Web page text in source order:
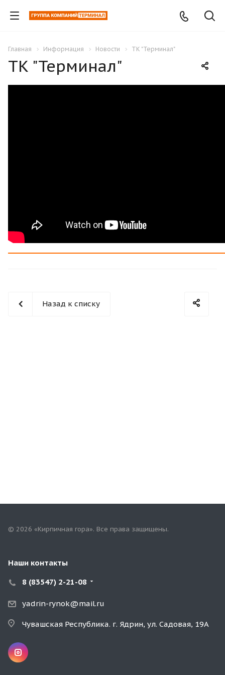
Главная Информация Новости ТК "Терминал"
ТК "Терминал"
Назад к списку
© 2026 «Кирпичная гора». Все права защищены.
Наши контакты
8 (83547) 2-21-08
yadrin-rynok@mail.ru
Чувашская Республика. г. Ядрин, ул. Садовая, 19А